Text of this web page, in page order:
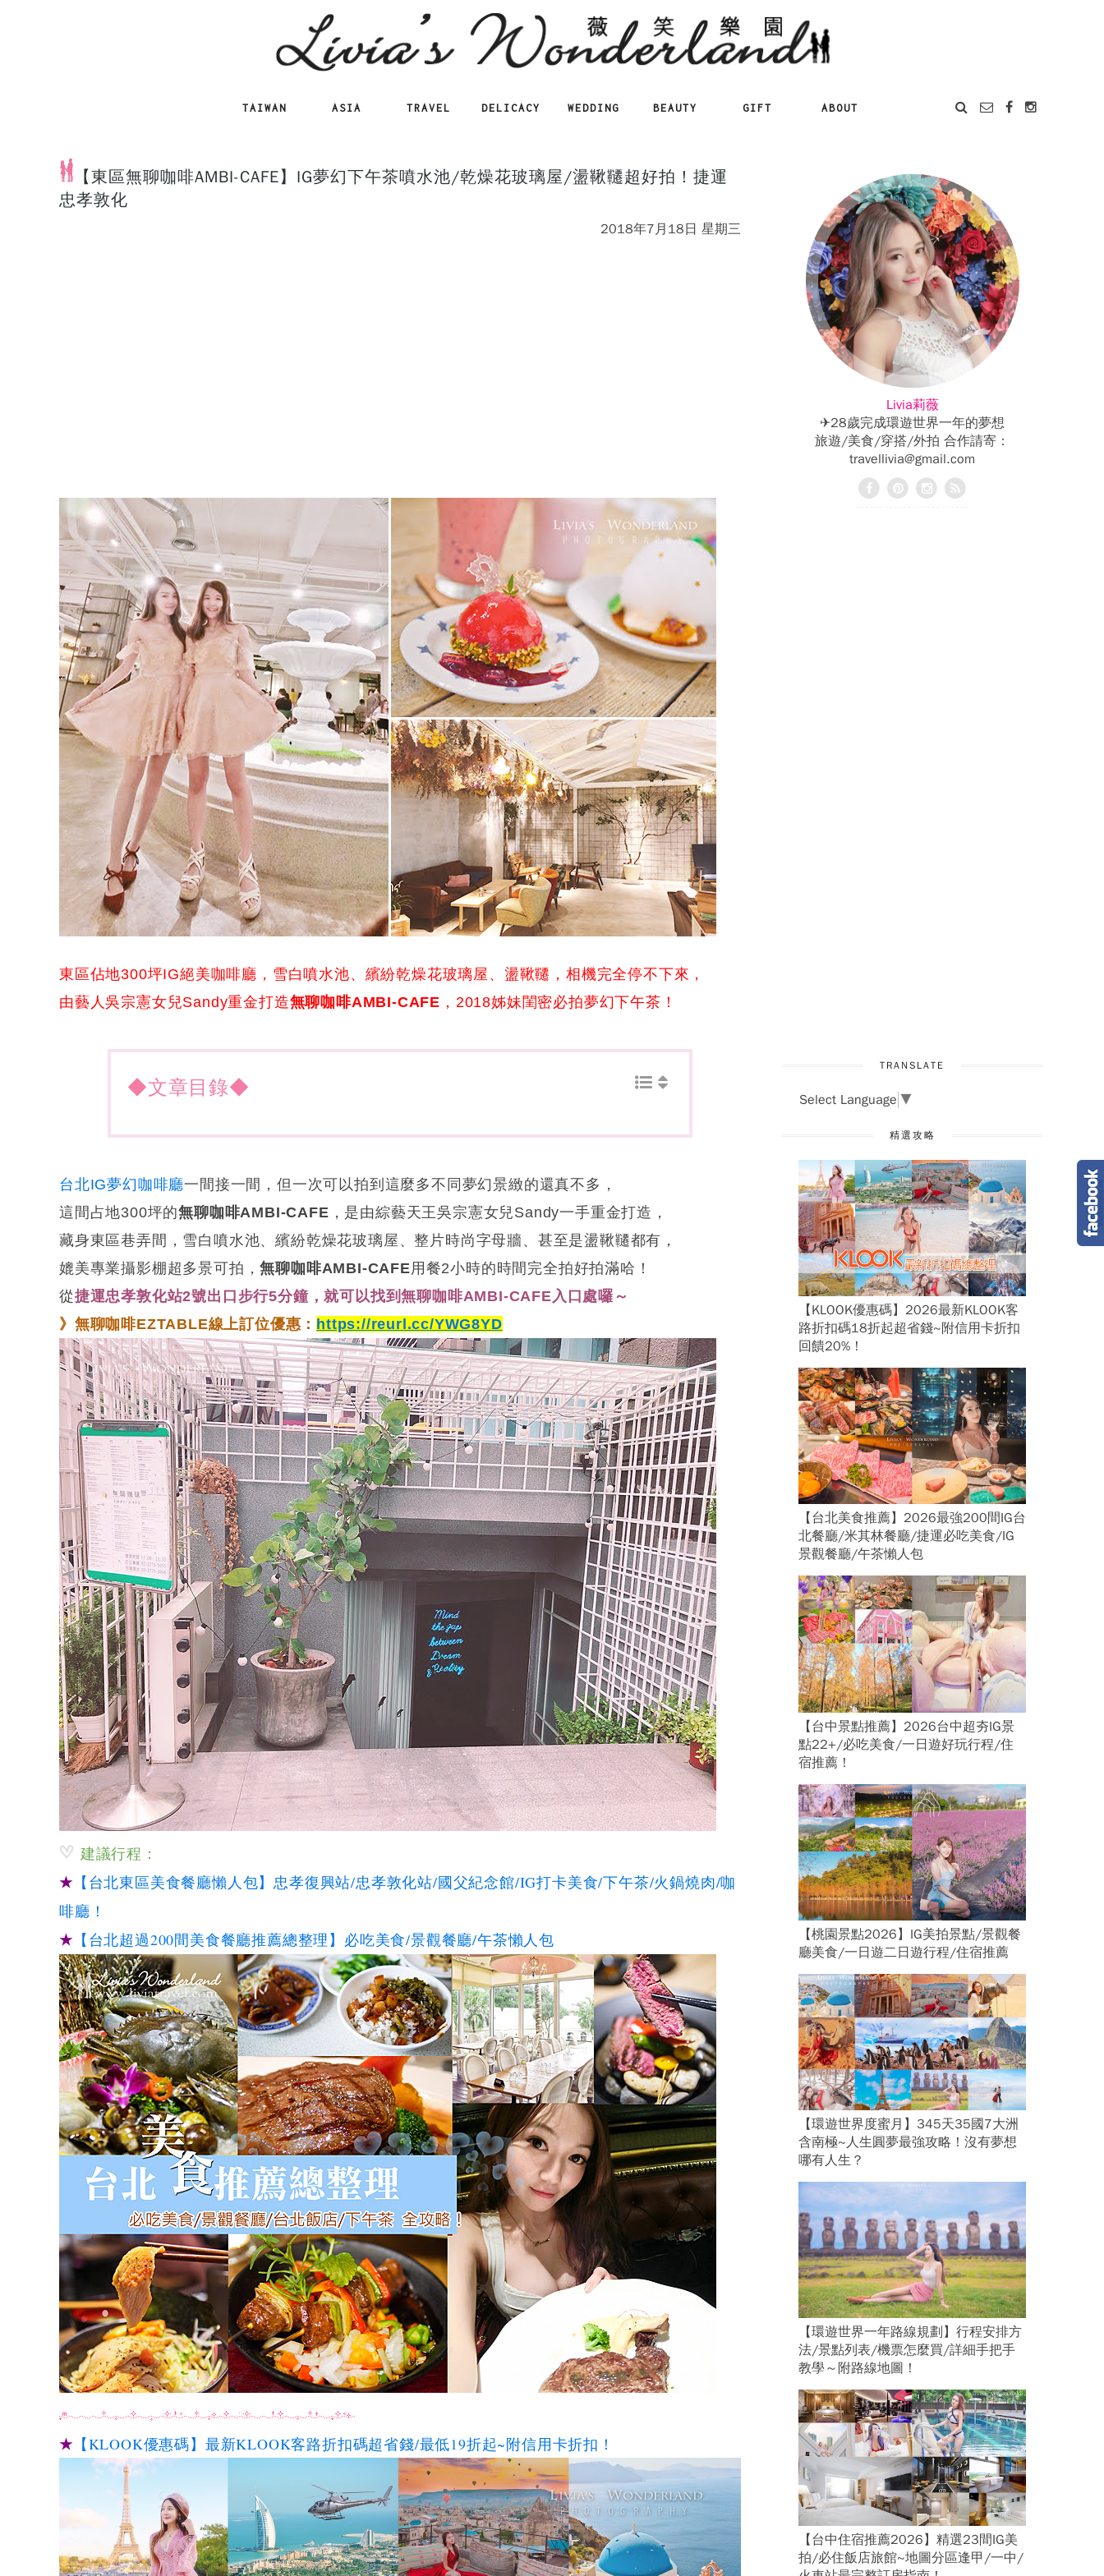
TAIWAN ASIA TRAVEL DELICACY WEDDING BEAUTY GIFT ABOUT
【東區無聊咖啡AMBI-CAFE】IG夢幻下午茶噴水池/乾燥花玻璃屋/盪鞦韆超好拍！捷運
忠孝敦化
2018年7月18日 星期三
東區佔地300坪IG絕美咖啡廳，雪白噴水池、繽紛乾燥花玻璃屋、盪鞦韆，相機完全停不下來，
由藝人吳宗憲女兒Sandy重金打造無聊咖啡AMBI-CAFE ，2018姊妹閨密必拍夢幻下午茶！
◆文章目錄◆
台北IG夢幻咖啡廳一間接一間，但一次可以拍到這麼多不同夢幻景緻的還真不多，
這間占地300坪的無聊咖啡AMBI-CAFE ，是由綜藝天王吳宗憲女兒Sandy一手重金打造，
藏身東區巷弄間，雪白噴水池、繽紛乾燥花玻璃屋、整片時尚字母牆、甚至是盪鞦韆都有，
媲美專業攝影棚超多景可拍，無聊咖啡AMBI-CAFE用餐2小時的時間完全拍好拍滿哈！
從捷運忠孝敦化站2號出口步行5分鐘，就可以找到無聊咖啡AMBI-CAFE入口處囉～
》 無聊咖啡EZTABLE線上訂位優惠 ： https://reurl.cc/YWG8YD
建議行程：
★ 【台北東區美食餐廳懶人包】忠孝復興站/忠孝敦化站/國父紀念館/IG打卡美食/下午茶/火鍋燒肉/咖
啡廳！
★ 【台北超過200間美食餐廳推薦總整理】必吃美食/景觀餐廳/午茶懶人包
★ 【KLOOK優惠碼】最新KLOOK客路折扣碼超省錢/最低19折起~附信用卡折扣！
Livia莉薇
✈28歲完成環遊世界一年的夢想
旅遊/美食/穿搭/外拍 合作請寄：
travellivia@gmail.com
TRANSLATE
Select Language ▼
精選攻略
【KLOOK優惠碼】2026最新KLOOK客
路折扣碼18折起超省錢~附信用卡折扣
回饋20%！
【台北美食推薦】2026最強200間IG台
北餐廳/米其林餐廳/捷運必吃美食/IG
景觀餐廳/午茶懶人包
【台中景點推薦】2026台中超夯IG景
點22+/必吃美食/一日遊好玩行程/住
宿推薦！
【桃園景點2026】IG美拍景點/景觀餐
廳美食/一日遊二日遊行程/住宿推薦
【環遊世界度蜜月】345天35國7大洲
含南極~人生圓夢最強攻略！沒有夢想
哪有人生？
【環遊世界一年路線規劃】行程安排方
法/景點列表/機票怎麼買/詳細手把手
教學～附路線地圖！
【台中住宿推薦2026】精選23間IG美
拍/必住飯店旅館~地圖分區逢甲/一中/